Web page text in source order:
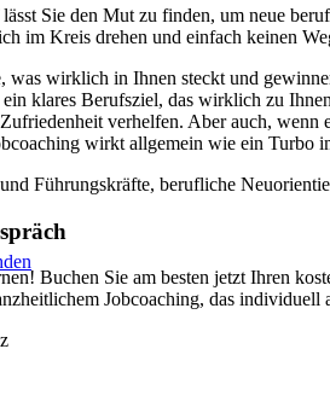
Sie den Mut zu finden, um neue
im Kreis drehen und einfach keinen
was wirklich in Ihnen steckt und
klares Berufsziel, das wirklich zu
verhelfen. Aber auch,
wirkt allgemein wie ein Turbo
Führungskräfte, berufliche
Buchen Sie am besten jetzt Ihren
Jobcoaching, das individuell